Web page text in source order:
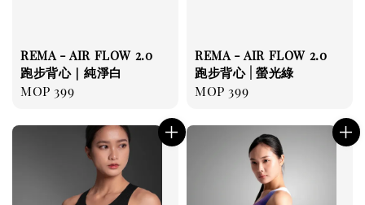
REMA - AIR FLOW 2.0
跑步背心｜純淨白
Regular
MOP 399
REMA - AIR FLOW 2.0
跑步背心 | 螢光綠
Regular
MOP 399